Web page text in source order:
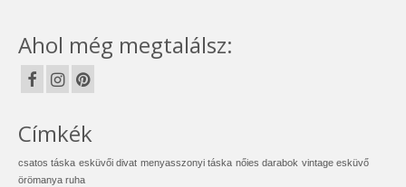
Ahol még megtalálsz:
Címkék
csatos táska esküvői divat menyasszonyi táska nőies darabok vintage esküvő
örömanya ruha